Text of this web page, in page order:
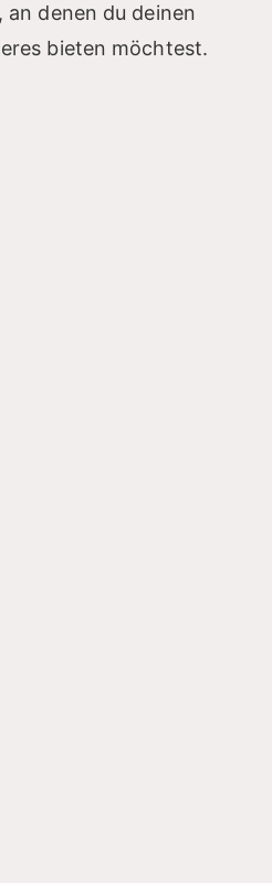
an denen du deinen
bieten möchtest.